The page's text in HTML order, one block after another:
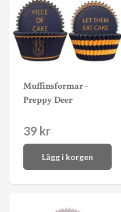
Muffinsformar -
Preppy Deer
39 kr
Lägg i korgen